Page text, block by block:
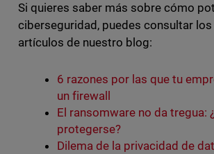
Si quieres saber más sobre cómo
ciberseguridad, puedes consultar
artículos de nuestro blog:
6 razones por las que tu
un firewall
El ransomware no da tregua:
protegerse?
Dilema de la privacidad de